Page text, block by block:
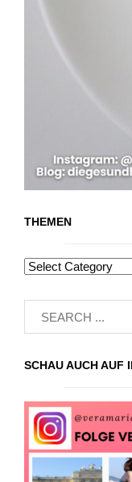
THEMEN
SCHAU AUCH AUF